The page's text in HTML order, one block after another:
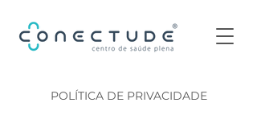
POLÍTICA DE PRIVACIDADE